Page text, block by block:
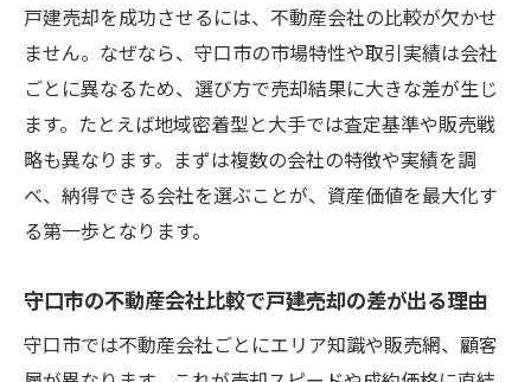
戸建売却を成功させるには、不動産会社の比較が欠かせ
ません。なぜなら、守口市の市場特性や取引実績は会社
ごとに異なるため、選び方で売却結果に大きな差が生じ
ます。たとえば地域密着型と大手では査定基準や販売戦
略も異なります。まずは複数の会社の特徴や実績を調
べ、納得できる会社を選ぶことが、資産価値を最大化す
る第一歩となります。
守口市の不動産会社比較で戸建売却の差が出る理由
守口市では不動産会社ごとにエリア知識や販売網、顧客